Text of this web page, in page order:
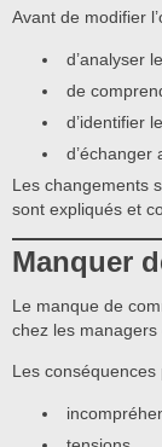
Avant de modifier
d’analyser
de
d’identifier
d’échanger
Les changements
sont expliqués et
Manquer
Le manque de
chez les managers
Les